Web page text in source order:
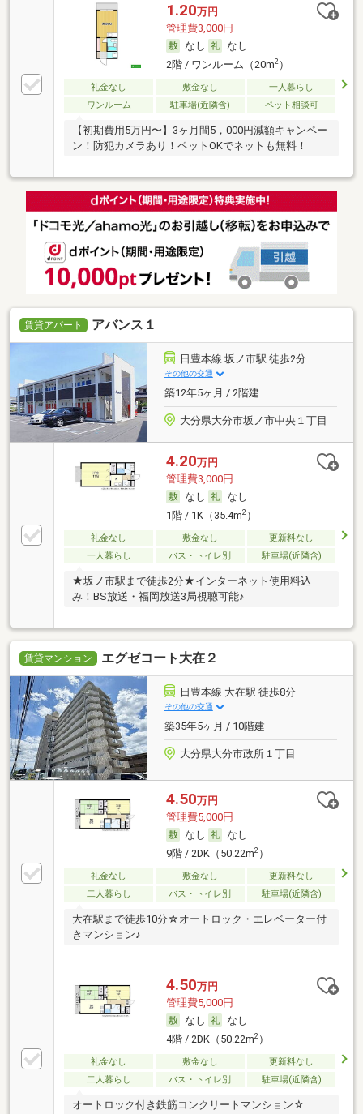
1.20万円
管理費3,000円
なし
なし
2階 / ワンルーム（20m2）
礼金なし 敷金なし
一人暮らし
ワンルーム
駐車場(近隣含) ペット相談可
【初期費用5万円〜】3ヶ月間5，000円減額キャンペー
ン！防犯カメラあり！ペットOKでネットも無料！
賃貸アパート アバンス１
日豊本線 坂ノ市駅 徒歩2分
その他の交通
築12年5ヶ月 / 2階建
大分県大分市坂ノ市中央１丁目
4.20万円
管理費3,000円
なし
なし
1階 / 1K（35.4m2）
礼金なし 敷金なし
更新料なし
一人暮らし
バス・トイレ別 駐車場(近隣含)
★坂ノ市駅まで徒歩2分★インターネット使用料込
み！BS放送・福岡放送3局視聴可能♪
賃貸マンション エグゼコート大在２
日豊本線 大在駅 徒歩8分
その他の交通
築35年5ヶ月 / 10階建
大分県大分市政所１丁目
4.50万円
管理費5,000円
なし
なし
9階 / 2DK（50.22m2）
礼金なし 敷金なし
更新料なし
二人暮らし
バス・トイレ別 駐車場(近隣含)
大在駅まで徒歩10分☆オートロック・エレベーター付
きマンション♪
4.50万円
管理費5,000円
なし
なし
4階 / 2DK（50.22m2）
礼金なし 敷金なし
更新料なし
二人暮らし
バス・トイレ別 駐車場(近隣含)
オートロック付き鉄筋コンクリートマンション☆